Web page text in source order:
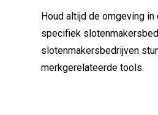
Houd altijd de omgeving
specifiek
slotenmakersbedrijven
merkgerelateerde tools.